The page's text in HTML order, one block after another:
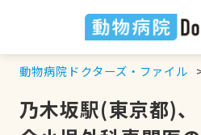
動物病院ドクターズ・ファイル
乃木坂駅(東京都)